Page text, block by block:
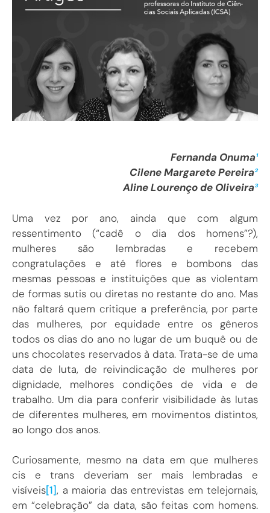
Fernanda Onuma¹
Cilene Margarete Pereira²
Aline Lourenço de Oliveira³
Uma vez por ano, ainda que com algum
ressentimento (“cadê o dia dos homens”?),
mulheres são lembradas e recebem
congratulações e até flores e bombons das
mesmas pessoas e instituições que as violentam
de formas sutis ou diretas no restante do ano. Mas
não faltará quem critique a preferência, por parte
das mulheres, por equidade entre os gêneros
todos os dias do ano no lugar de um buquê ou de
uns chocolates reservados à data. Trata-se de uma
data de luta, de reivindicação de mulheres por
dignidade, melhores condições de vida e de
trabalho. Um dia para conferir visibilidade às lutas
de diferentes mulheres, em movimentos distintos,
ao longo dos anos.
Curiosamente, mesmo na data em que mulheres
cis e trans deveriam ser mais lembradas e
visíveis[1], a maioria das entrevistas em telejornais,
em “celebração” da data, são feitas com homens.